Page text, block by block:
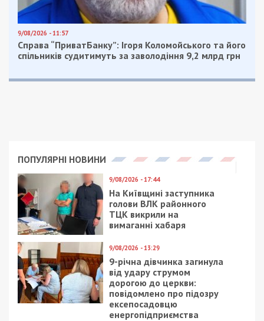
9/08/2026 - 11:57
Справа “ПриватБанку”: Ігоря Коломойського та його
спільників судитимуть за заволодіння 9,2 млрд грн
ПОПУЛЯРНІ НОВИНИ
9/08/2026 - 17:44
На Київщині заступника
голови ВЛК районного
ТЦК викрили на
вимаганні хабаря
9/08/2026 - 13:29
9-річна дівчинка загинула
від удару струмом
дорогою до церкви:
повідомлено про підозру
ексепосадовцю
енергопідприємства